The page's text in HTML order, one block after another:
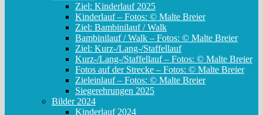
Ziel: Kinderlauf 2025
Kinderlauf – Fotos: © Malte Breier
Ziel: Bambinilauf / Walk
Bambinilauf / Walk – Fotos: © Malte Breier
Ziel: Kurz-/Lang-/Staffellauf
Kurz-/Lang-/Staffellauf – Fotos: © Malte Breier
Fotos auf der Strecke – Fotos: © Malte Breier
Zieleinlauf – Fotos: © Malte Breier
Siegerehrungen 2025
Bilder 2024
Kinderlauf 2024